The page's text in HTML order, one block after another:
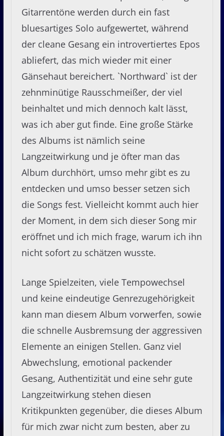
Gitarrentöne werden durch ein fast
bluesartiges Solo aufgewertet, während
der cleane Gesang ein introvertiertes Epos
abliefert, das mich wieder mit einer
Gänsehaut bereichert. `Northward` ist der
zehnminütige Rausschmeißer, der viel
beinhaltet und mich dennoch kalt lässt,
was ich aber gut finde. Eine große Stärke
des Albums ist nämlich seine
Langzeitwirkung und je öfter man das
Album durchhört, umso mehr gibt es zu
entdecken und umso besser setzen sich
die Songs fest. Vielleicht kommt auch hier
der Moment, in dem sich dieser Song mir
eröffnet und ich mich frage, warum ich ihn
nicht sofort zu schätzen wusste.
Lange Spielzeiten, viele Tempowechsel
und keine eindeutige Genrezugehörigkeit
kann man diesem Album vorwerfen, sowie
die schnelle Ausbremsung der aggressiven
Elemente an einigen Stellen. Ganz viel
Abwechslung, emotional packender
Gesang, Authentizität und eine sehr gute
Langzeitwirkung stehen diesen
Kritikpunkten gegenüber, die dieses Album
für mich zwar nicht zum besten, aber zu